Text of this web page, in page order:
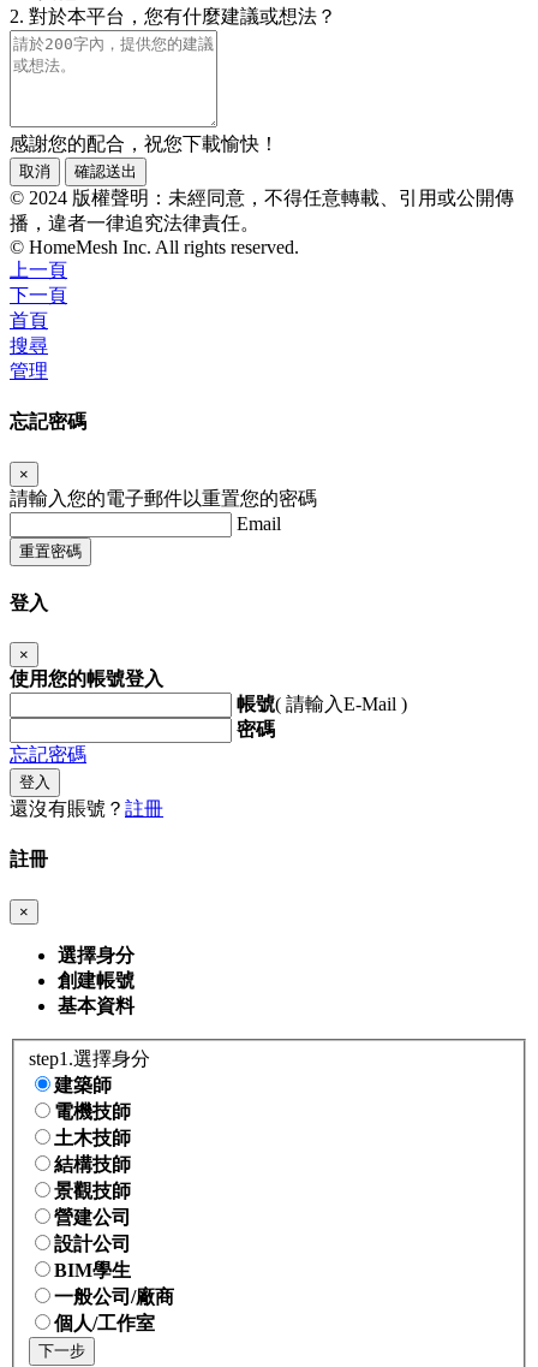
2. 對於本平台，您有什麼建議或想法？
感謝您的配合，祝您下載愉快！
取消 確認送出
© 2024 版權聲明：未經同意，不得任意轉載、引用或公開傳
播，違者一律追究法律責任。
© HomeMesh Inc. All rights reserved.
上一頁
下一頁
首頁
搜尋
管理
忘記密碼
×
請輸入您的電子郵件以重置您的密碼
Email
重置密碼
登入
×
使用您的帳號登入
帳號( 請輸入E-Mail )
密碼
忘記密碼
登入
還沒有賬號？ 註冊
註冊
×
選擇身分
創建帳號
基本資料
step1.選擇身分
建築師
電機技師
土木技師
結構技師
景觀技師
營建公司
設計公司
BIM學生
一般公司/廠商
個人/工作室
下一步